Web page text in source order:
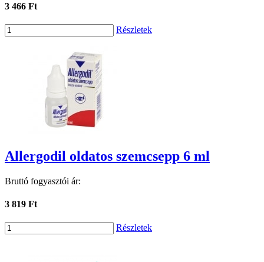
3 466 Ft
Részletek
Allergodil oldatos szemcsepp 6 ml
Bruttó fogyasztói ár:
3 819 Ft
Részletek